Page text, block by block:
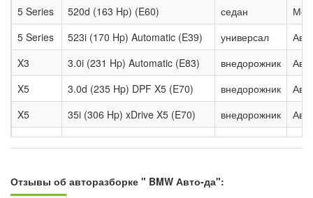
5 Series
520d (163 Hp) (E60) седан
5 Series
523i (170 Hp) Automatic (E39) универсал
X3
3.0i (231 Hp) Automatic (E83) внедорожник
X5
3.0d (235 Hp) DPF X5 (E70) внедорожник
X5
35i (306 Hp) xDrive X5 (E70) внедорожник
X5
4.4i (320 Hp) X5 (E53) внедорожник
Отзывы об авторазборке " BMW Авто-да":